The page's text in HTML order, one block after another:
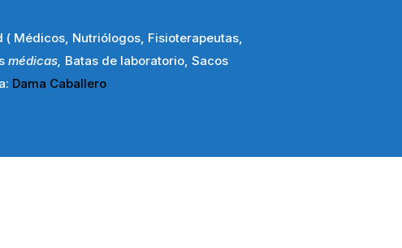
Médicos, Nutriólogos, Fisioterapeutas,
médicas, Batas de laboratorio, Sacos
Dama Caballero